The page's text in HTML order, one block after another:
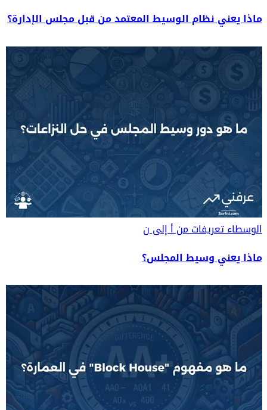
ماذا يعني نظام الوسيط المعتمد من قبل مجلس الإدارة؟
الوسطاءتعريفات من أ إلى ن
ماذا يعني وسيط المجلس؟